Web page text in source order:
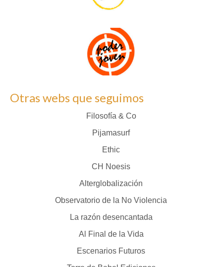
Otras webs que seguimos
Filosofía & Co
Pijamasurf
Ethic
CH Noesis
Alterglobalización
Observatorio de la No Violencia
La razón desencantada
Al Final de la Vida
Escenarios Futuros